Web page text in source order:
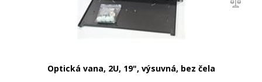
Optická vana, 2U, 19", výsuvná, bez čela